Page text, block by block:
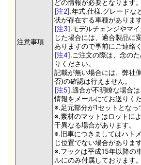
注意事項
どの情報が必要となります。
[注2].年式.仕様.グレードな
状が存在する車種があります
[注3].モデルチェンジやマ
じた場合には、適合製品に
ありますので事前にご連絡く
[注4].ご注文の際は、念の
りください。
記載が無い場合には、弊社
否)の確認は行えません。
[注5].適合が不明瞭な場合
情報をメールにてお送りくだ
※.足元部分が1セットとなっ
※.素材のマットはロットに
干異なる場合があります。
※.旧車につきましてはハト
じ位置でない場合があります
※.フックは平成15年以降の
ルにのみ付属しております。